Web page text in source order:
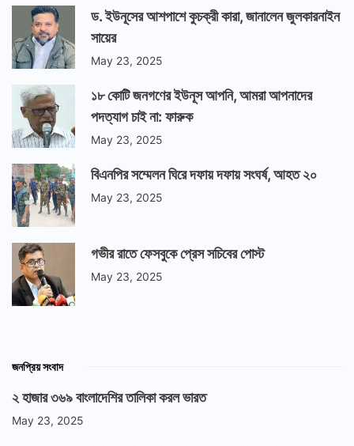
ড. ইউনূসের আশপাশে কুচক্রী কারা, জানালেন জুলকারনাইন
সায়ের
May 23, 2025
১৮ কোটি জনগণের ইউনূস আপনি, আমরা আপনাদের
পদত্যাগ চাই না: ফারুক
May 23, 2025
বিএনপির সম্মেলন ঘিরে দফায় দফায় সংঘর্ষ, আহত ২০
May 23, 2025
গভীর রাতে ফেসবুকে প্রেস সচিবের পোস্ট
May 23, 2025
জনপ্রিয় সংবাদ
২ হাজার ৩৬৯ বাংলাদেশির তালিকা করল ভারত
May 23, 2025